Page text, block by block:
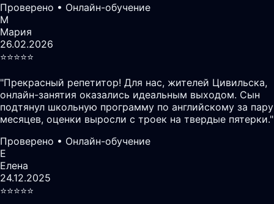
Проверено • Онлайн-обучение
М
Мария
26.02.2026
⭐️⭐️⭐️⭐️⭐️
"Прекрасный репетитор! Для нас, жителей Цивильска,
онлайн-занятия оказались идеальным выходом. Сын
подтянул школьную программу по английскому за пару
месяцев, оценки выросли с троек на твердые пятерки."
Проверено • Онлайн-обучение
Е
Елена
24.12.2025
⭐️⭐️⭐️⭐️⭐️